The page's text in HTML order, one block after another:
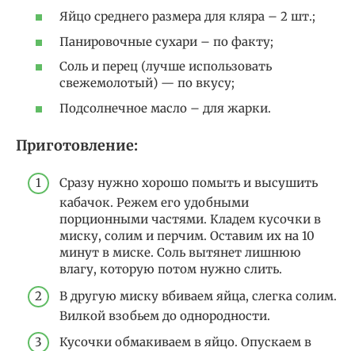
Яйцо среднего размера для кляра – 2 шт.;
Панировочные сухари – по факту;
Соль и перец (лучше использовать
свежемолотый) — по вкусу;
Подсолнечное масло – для жарки.
Приготовление:
Сразу нужно хорошо помыть и высушить
кабачок. Режем его удобными
порционными частями. Кладем кусочки в
миску, солим и перчим. Оставим их на 10
минут в миске. Соль вытянет лишнюю
влагу, которую потом нужно слить.
В другую миску вбиваем яйца, слегка солим.
Вилкой взобьем до однородности.
Кусочки обмакиваем в яйцо. Опускаем в